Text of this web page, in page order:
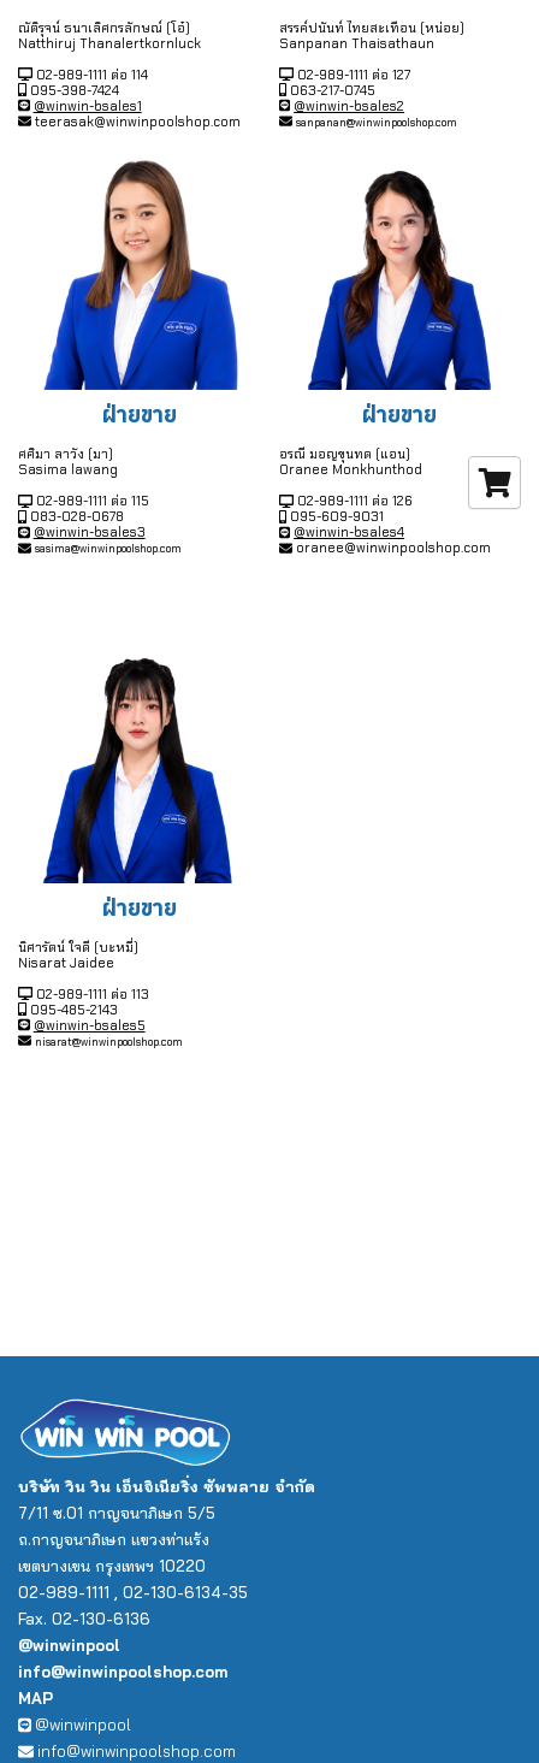
ณัติรุจน์ ธนาเลิศกรลักษณ์ (โอ๋)
Natthiruj Thanalertkornluck
02-989-1111 ต่อ 114
095-398-7424
@winwin-bsales1
teerasak@winwinpoolshop.com
สรรค์ปนันท์ ไทยสะเทือน (หน่อย)
Sanpanan Thaisathaun
02-989-1111 ต่อ 127
063-217-0745
@winwin-bsales2
sanpanan@winwinpoolshop.com
ฝ่ายขาย
ศศิมา ลาวัง (มา)
Sasima lawang
02-989-1111 ต่อ 115
083-028-0678
@winwin-bsales3
sasima@winwinpoolshop.com
ฝ่ายขาย
อรณี มอญขุนทด (แอน)
Oranee Monkhunthod
02-989-1111 ต่อ 126
095-609-9031
@winwin-bsales4
oranee@winwinpoolshop.com
ฝ่ายขาย
นิศารัตน์ ใจดี (บะหมี่)
Nisarat Jaidee
02-989-1111 ต่อ 113
095-485-2143
@winwin-bsales5
nisarat@winwinpoolshop.com
บริษัท วิน วิน เอ็นจิเนียริ่ง ซัพพลาย จำกัด
7/11 ซ.01 กาญจนาภิเษก 5/5
ถ.กาญจนาภิเษก แขวงท่าแร้ง
เขตบางเขน กรุงเทพฯ 10220
02-989-1111 , 02-130-6134-35
Fax. 02-130-6136
@winwinpool
info@winwinpoolshop.com
MAP
@winwinpool
info@winwinpoolshop.com